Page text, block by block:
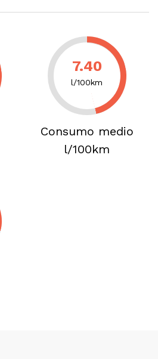
7.40
l/100km
Consumo medio
l/100km